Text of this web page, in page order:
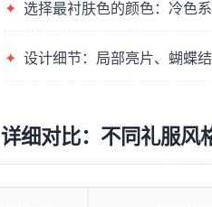
✦ 选择最衬肤色的颜色：冷色
✦ 设计细节：局部亮片、蝴蝶
详细对比：不同礼服风